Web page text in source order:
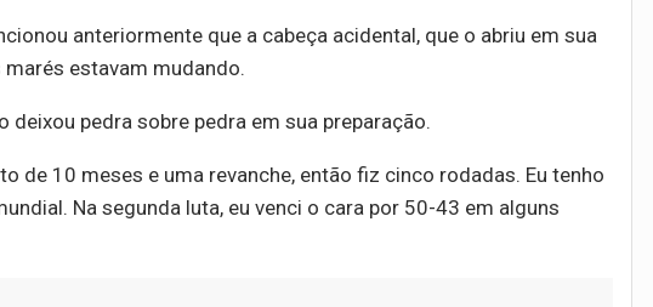
anteriormente que a cabeça acidental, que o abriu em sua
estavam mudando.
pedra sobre pedra em sua preparação.
de 10 meses e uma revanche, então fiz cinco rodadas. Eu tenho
Na segunda luta, eu venci o cara por 50-43 em alguns